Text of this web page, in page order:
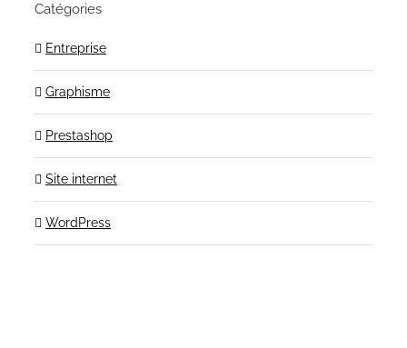
Catégories
Entreprise
Graphisme
Prestashop
Site internet
WordPress